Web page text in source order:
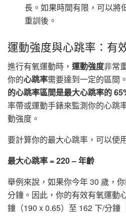
長。如果時間有限，可以將
重訓後。
運動強度與心跳率：有
進行有氧運動時， 運動強度非常
你的心跳率需要達到一定的區間
的心跳率區間是最大心跳率的
率帶或運動手錶來監測你的心跳
動強度。
要計算你的最大心跳率，可以使
最大心跳率 = 220 – 年齡
舉例來說，如果你今年 30 歲，
分鐘。因此，你的有效有氧運動
鐘（190 x 0.65）至 162 下/分鐘